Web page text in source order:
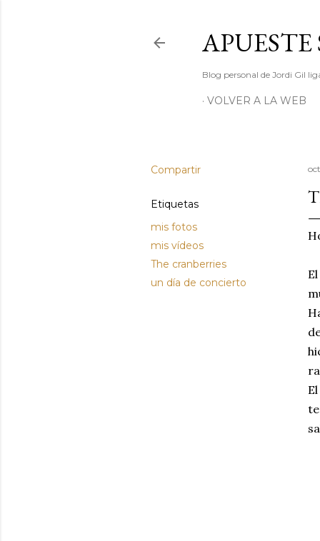
Blog personal de Jordi Gil
VOLVER A LA WEB
Compartir
Etiquetas
mis fotos
mis vídeos
The cranberries
un día de concierto